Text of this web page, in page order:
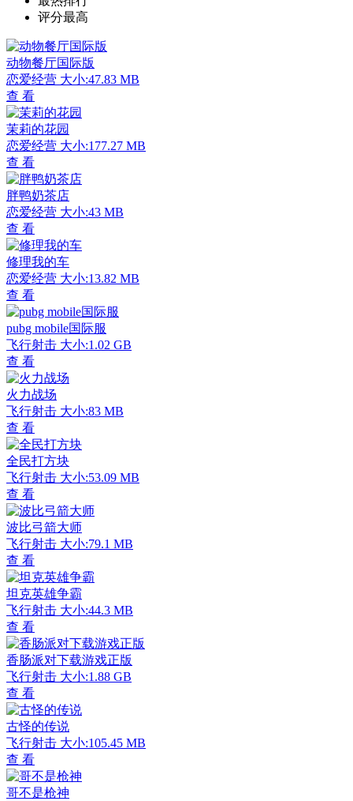
评分最高
动物餐厅国际版
恋爱经营 大小:47.83 MB
查 看
茉莉的花园
恋爱经营 大小:177.27 MB
查 看
胖鸭奶茶店
恋爱经营 大小:43 MB
查 看
修理我的车
恋爱经营 大小:13.82 MB
查 看
pubg mobile国际服
飞行射击 大小:1.02 GB
查 看
火力战场
飞行射击 大小:83 MB
查 看
全民打方块
飞行射击 大小:53.09 MB
查 看
波比弓箭大师
飞行射击 大小:79.1 MB
查 看
坦克英雄争霸
飞行射击 大小:44.3 MB
查 看
香肠派对下载游戏正版
飞行射击 大小:1.88 GB
查 看
古怪的传说
飞行射击 大小:105.45 MB
查 看
哥不是枪神